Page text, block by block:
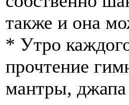
также и она
* Утро
прочтение
мантры,